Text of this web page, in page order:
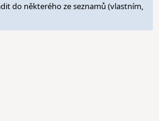
do některého ze seznamů (vlastním,